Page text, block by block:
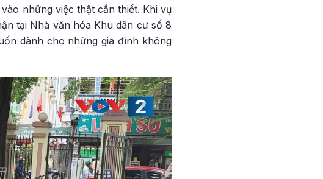
những việc thật cần thiết. Khi vụ
tại Nhà văn hóa Khu dân cư số 8
dành cho những gia đình không